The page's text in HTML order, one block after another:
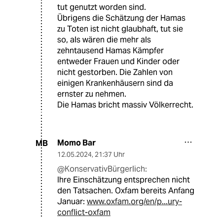
tut genutzt worden sind.
Übrigens die Schätzung der Hamas
zu Toten ist nicht glaubhaft, tut sie
so, als wären die mehr als
zehntausend Hamas Kämpfer
entweder Frauen und Kinder oder
nicht gestorben. Die Zahlen von
einigen Krankenhäusern sind da
ernster zu nehmen.
Die Hamas bricht massiv Völkerrecht.
MB Momo Bar
12.05.2024, 21:37 Uhr
@KonservativBürgerlich:
Ihre Einschätzung entsprechen nicht
den Tatsachen. Oxfam bereits Anfang
Januar: www.oxfam.org/en/p...ury-
conflict-oxfam